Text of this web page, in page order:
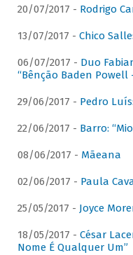
20/07/2017 - Rodrigo
13/07/2017 - Chico
06/07/2017 - Duo
“Bênção Baden Powell
29/06/2017 - Pedro
22/06/2017 - Barro:
08/06/2017 - Mãeana
02/06/2017 - Paula
25/05/2017 - Joyce
18/05/2017 - César
Nome É Qualquer Um”